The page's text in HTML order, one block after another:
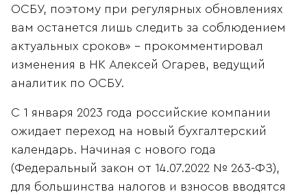
ОСБУ, поэтому при регулярных обновлениях
вам останется лишь следить за соблюдением
актуальных сроков» - прокомментировал
изменения в НК Алексей Огарев, ведущий
аналитик по ОСБУ.
С 1 января 2023 года российские компании
ожидает переход на новый бухгалтерский
календарь. Начиная с нового года
(Федеральный закон от 14.07.2022 № 263-ФЗ),
для большинства налогов и взносов вводятся